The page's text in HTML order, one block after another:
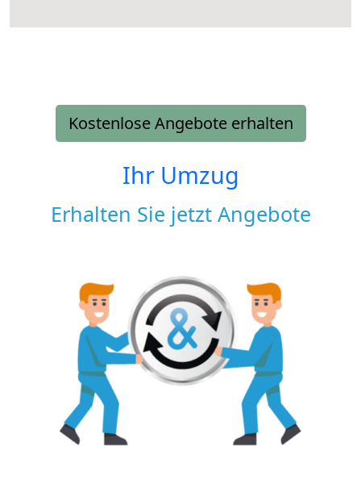
Kostenlose Angebote erhalten
Ihr Umzug
Erhalten Sie jetzt Angebote